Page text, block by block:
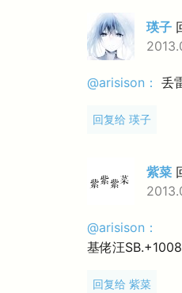
瑛子
@arisison： 丢
回复给 瑛子
紫菜
@arisison：
基佬汪
回复给 紫菜